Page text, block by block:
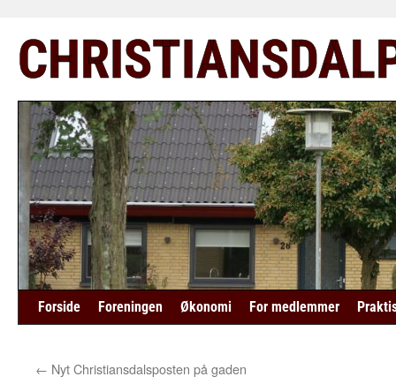
til
indhold
Forside Foreningen Økonomi For medlemmer
← Nyt Christiansdalsposten på gaden